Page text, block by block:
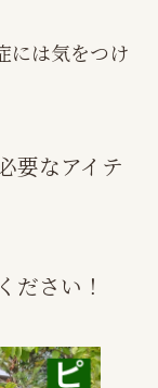
には気をつけ
要なアイテ
ださい！